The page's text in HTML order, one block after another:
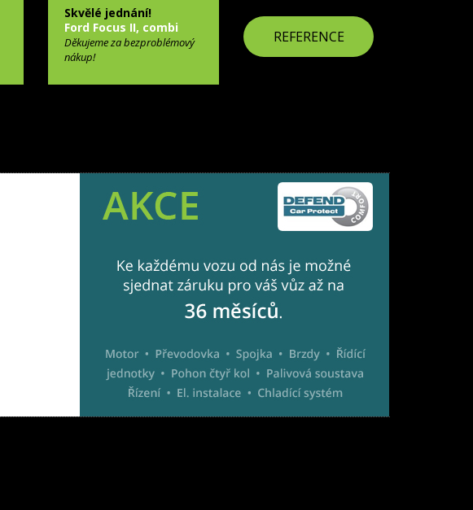
Skvělé jednání!
Ford Focus II, combi
Děkujeme za bezproblémový
nákup!
REFERENCE